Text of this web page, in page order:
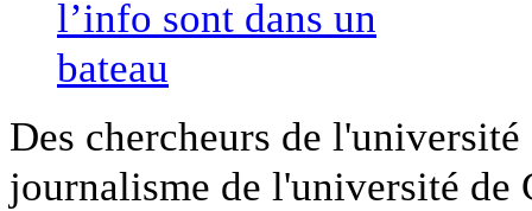
Des chercheurs de
journalisme de l'université